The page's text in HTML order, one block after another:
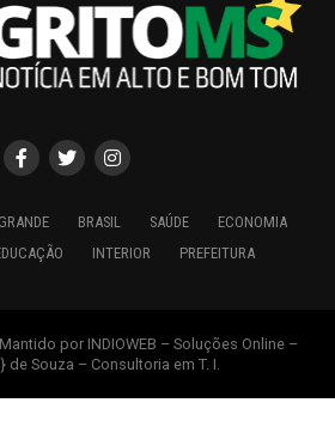
BRASIL SAÚDE
ECONOMIA
INTERIOR PREFEITURA
por INDIOWEB – Soluções Online –
de Souza – Consultoria em T. I.